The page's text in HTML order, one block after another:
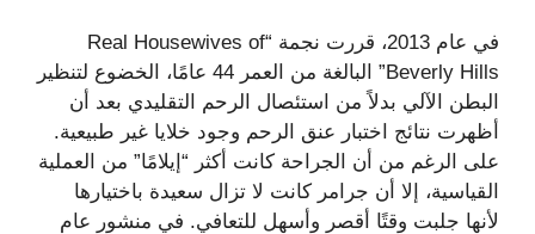
في عام 2013، قررت نجمة “Real Housewives of
Beverly Hills” البالغة من العمر 44 عامًا، الخضوع لتنظير
البطن الآلي بدلاً من استئصال الرحم التقليدي بعد أن
أظهرت نتائج اختبار عنق الرحم وجود خلايا غير طبيعية.
على الرغم من أن الجراحة كانت أكثر “إيلامًا” من العملية
القياسية، إلا أن جرامر كانت لا تزال سعيدة باختيارها
لأنها جلبت وقتًا أقصر وأسهل للتعافي. في منشور عام